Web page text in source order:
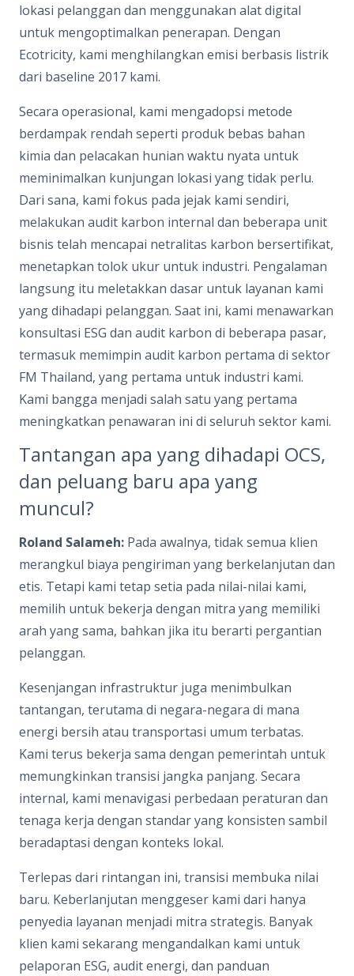
lokasi pelanggan dan menggunakan alat digital
untuk mengoptimalkan penerapan. Dengan
Ecotricity, kami menghilangkan emisi berbasis listrik
dari baseline 2017 kami.
Secara operasional, kami mengadopsi metode
berdampak rendah seperti produk bebas bahan
kimia dan pelacakan hunian waktu nyata untuk
meminimalkan kunjungan lokasi yang tidak perlu.
Dari sana, kami fokus pada jejak kami sendiri,
melakukan audit karbon internal dan beberapa unit
bisnis telah mencapai netralitas karbon bersertifikat,
menetapkan tolok ukur untuk industri. Pengalaman
langsung itu meletakkan dasar untuk layanan kami
yang dihadapi pelanggan. Saat ini, kami menawarkan
konsultasi ESG dan audit karbon di beberapa pasar,
termasuk memimpin audit karbon pertama di sektor
FM Thailand, yang pertama untuk industri kami.
Kami bangga menjadi salah satu yang pertama
meningkatkan penawaran ini di seluruh sektor kami.
Tantangan apa yang dihadapi OCS,
dan peluang baru apa yang
muncul?
Roland Salameh: Pada awalnya, tidak semua klien
merangkul biaya pengiriman yang berkelanjutan dan
etis. Tetapi kami tetap setia pada nilai-nilai kami,
memilih untuk bekerja dengan mitra yang memiliki
arah yang sama, bahkan jika itu berarti pergantian
pelanggan.
Kesenjangan infrastruktur juga menimbulkan
tantangan, terutama di negara-negara di mana
energi bersih atau transportasi umum terbatas.
Kami terus bekerja sama dengan pemerintah untuk
memungkinkan transisi jangka panjang. Secara
internal, kami menavigasi perbedaan peraturan dan
tenaga kerja dengan standar yang konsisten sambil
beradaptasi dengan konteks lokal.
Terlepas dari rintangan ini, transisi membuka nilai
baru. Keberlanjutan menggeser kami dari hanya
penyedia layanan menjadi mitra strategis. Banyak
klien kami sekarang mengandalkan kami untuk
pelaporan ESG, audit energi, dan panduan